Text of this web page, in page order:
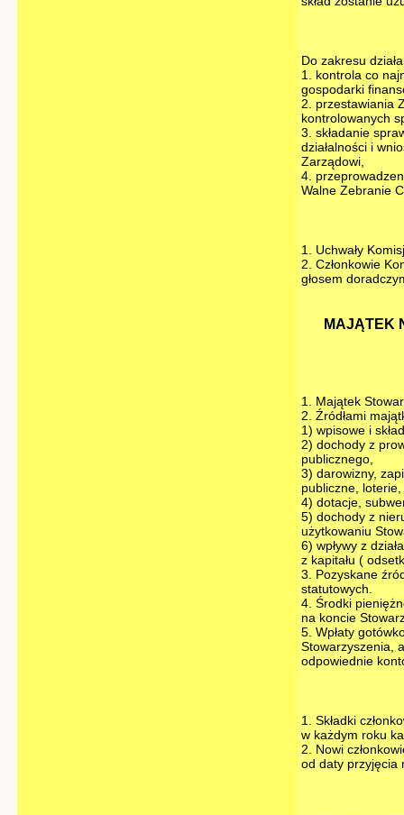
Do zakresu
1. kontrola co
gospodarki
2. przestawiania
kontrolowanych
3. składanie
działalności i
Zarządowi,
4.
Walne Zebranie
1. Uchwały
2. Członkowie
głosem
MAJĄTEK
1. Majątek
2. Źródłami
1) wpisowe i
2) dochody z
publicznego,
3) darowizny,
publiczne,
4) dotacje,
5) dochody z
użytkowaniu
6) wpływy z
z kapitału (
3. Pozyskane
statutowych.
4. Środki
na koncie
5. Wpłaty
Stowarzyszenia,
odpowiednie
1. Składki
w każdym roku
2. Nowi
od daty przyjęcia